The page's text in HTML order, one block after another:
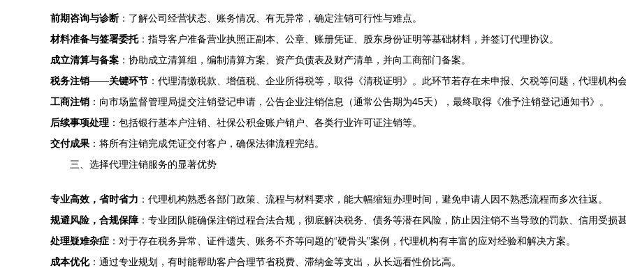
前期咨询与诊断 ：了解公司经营状态、账务情况、有无异常，确定注销可行性与难点。
材料准备与签署委托：指导客户准备营业执照正副本、公章、账册凭证、股东身份证明等基础材料，并签订代理协议。
成立清算与备案 ：协助成立清算组，编制清算方案、资产负债表及财产清单，并向工商部门备案。
税务注销——关键环节 ：代理清缴税款、增值税、企业所得税等，取得《清税证明》。此环节若存在未申报、欠税等问题，代理机构会
工商注销 ：向市场监督管理局提交注销登记申请，公告企业注销信息（通常公告期为45天），最终取得《准予注销登记通知书》。
后续事项处理 ：包括银行基本户注销、社保公积金账户销户、各类行业许可证注销等。
交付成果 ：将所有注销完成凭证交付客户，确保法律流程完结。
三、选择代理注销服务的显著优势
专业高效，省时省力 ：代理机构熟悉各部门政策、流程与材料要求，能大幅缩短办理时间，避免申请人因不熟悉流程而多次往返。
规避风险，合规保障 ：专业团队能确保注销过程合法合规，彻底解决税务、债务等潜在风险，防止因注销不当导致的罚款、信用受损甚
处理疑难杂症 ：对于存在税务异常、证件遗失、账务不齐等问题的“硬骨头”案例，代理机构有丰富的应对经验和解决方案。
成本优化：通过专业规划，有时能帮助客户合理节省税费、滞纳金等支出，从长远看性价比高。